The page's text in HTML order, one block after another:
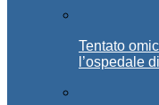
Tentato
l’ospedale